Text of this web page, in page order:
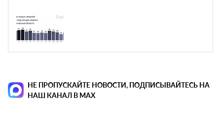
НЕ ПРОПУСКАЙТЕ НОВОСТИ, ПОДПИСЫВАЙТЕСЬ НА
НАШ КАНАЛ В MAX